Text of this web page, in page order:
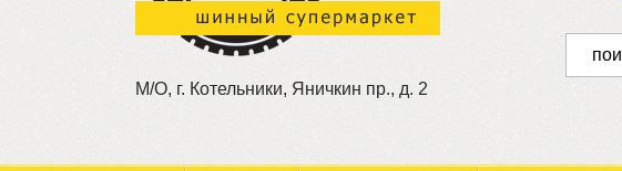
М/О, г. Котельники, Яничкин пр., д. 2